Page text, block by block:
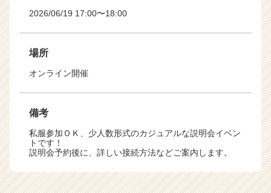
2026/06/19 17:00〜18:00
場所
オンライン開催
備考
私服参加ＯＫ、少人数形式のカジュアルな説明会イベン
トです！
説明会予約後に、詳しい接続方法などご案内します。